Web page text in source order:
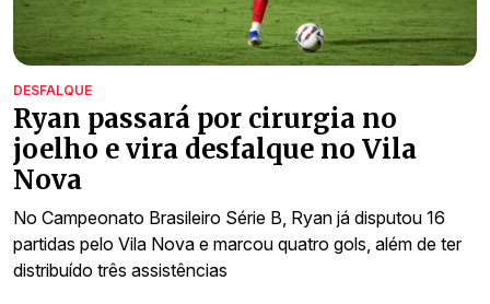
DESFALQUE
Ryan passará por cirurgia no
joelho e vira desfalque no Vila
Nova
No Campeonato Brasileiro Série B, Ryan já disputou 16
partidas pelo Vila Nova e marcou quatro gols, além de ter
distribuído três assistências